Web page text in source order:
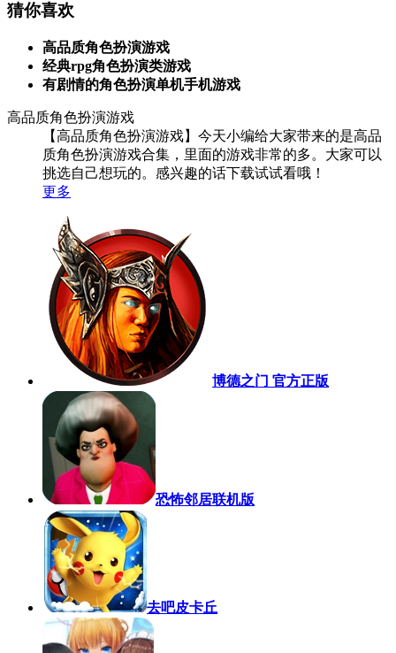
猜你喜欢
高品质角色扮演游戏
经典rpg角色扮演类游戏
有剧情的角色扮演单机手机游戏
高品质角色扮演游戏
【高品质角色扮演游戏】今天小编给大家带来的是高品
质角色扮演游戏合集，里面的游戏非常的多。大家可以
挑选自己想玩的。感兴趣的话下载试试看哦！
更多
博德之门 官方正版
恐怖邻居联机版
去吧皮卡丘